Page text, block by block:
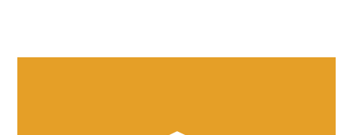
LES LISTES INDICATIVES